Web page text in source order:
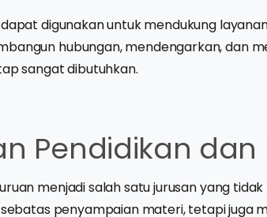
digunakan untuk mendukung
hubungan, mendengarkan, dan
sangat dibutuhkan.
Pendidikan
menjadi salah satu jurusan yang
penyampaian materi, tetapi juga